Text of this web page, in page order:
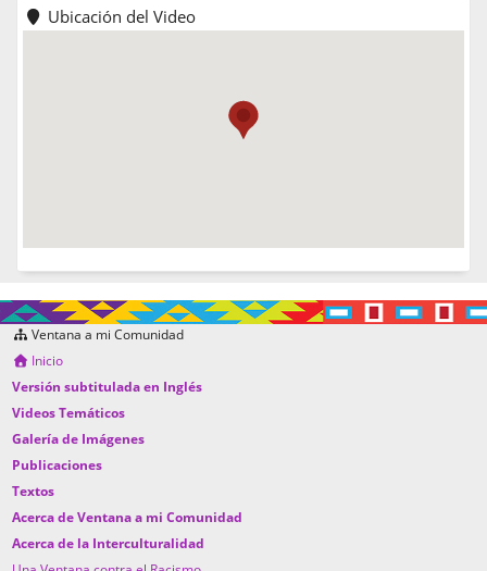
Ubicación del Video
Ventana a mi Comunidad
Inicio
Versión subtitulada en Inglés
Videos Temáticos
Galería de Imágenes
Publicaciones
Textos
Acerca de Ventana a mi Comunidad
Acerca de la Interculturalidad